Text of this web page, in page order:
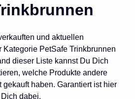
und aktuellen
Kategorie PetSafe Trinkbrunnen
dieser Liste kannst Du Dich
welche Produkte andere
gekauft haben. Garantiert ist hier
dabei.